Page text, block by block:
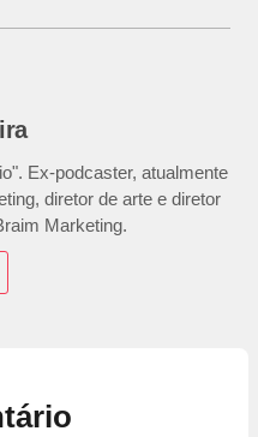
Ex-podcaster, atualmente
diretor de arte e diretor
Marketing.